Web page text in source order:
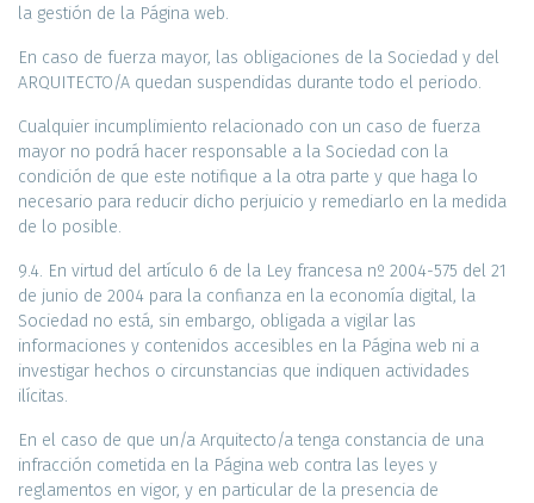
la gestión de la Página web.
En caso de fuerza mayor, las obligaciones de la Sociedad y del
ARQUITECTO/A quedan suspendidas durante todo el periodo.
Cualquier incumplimiento relacionado con un caso de fuerza
mayor no podrá hacer responsable a la Sociedad con la
condición de que este notifique a la otra parte y que haga lo
necesario para reducir dicho perjuicio y remediarlo en la medida
de lo posible.
9.4. En virtud del artículo 6 de la Ley francesa nº 2004-575 del 21
de junio de 2004 para la confianza en la economía digital, la
Sociedad no está, sin embargo, obligada a vigilar las
informaciones y contenidos accesibles en la Página web ni a
investigar hechos o circunstancias que indiquen actividades
ilícitas.
En el caso de que un/a Arquitecto/a tenga constancia de una
infracción cometida en la Página web contra las leyes y
reglamentos en vigor, y en particular de la presencia de